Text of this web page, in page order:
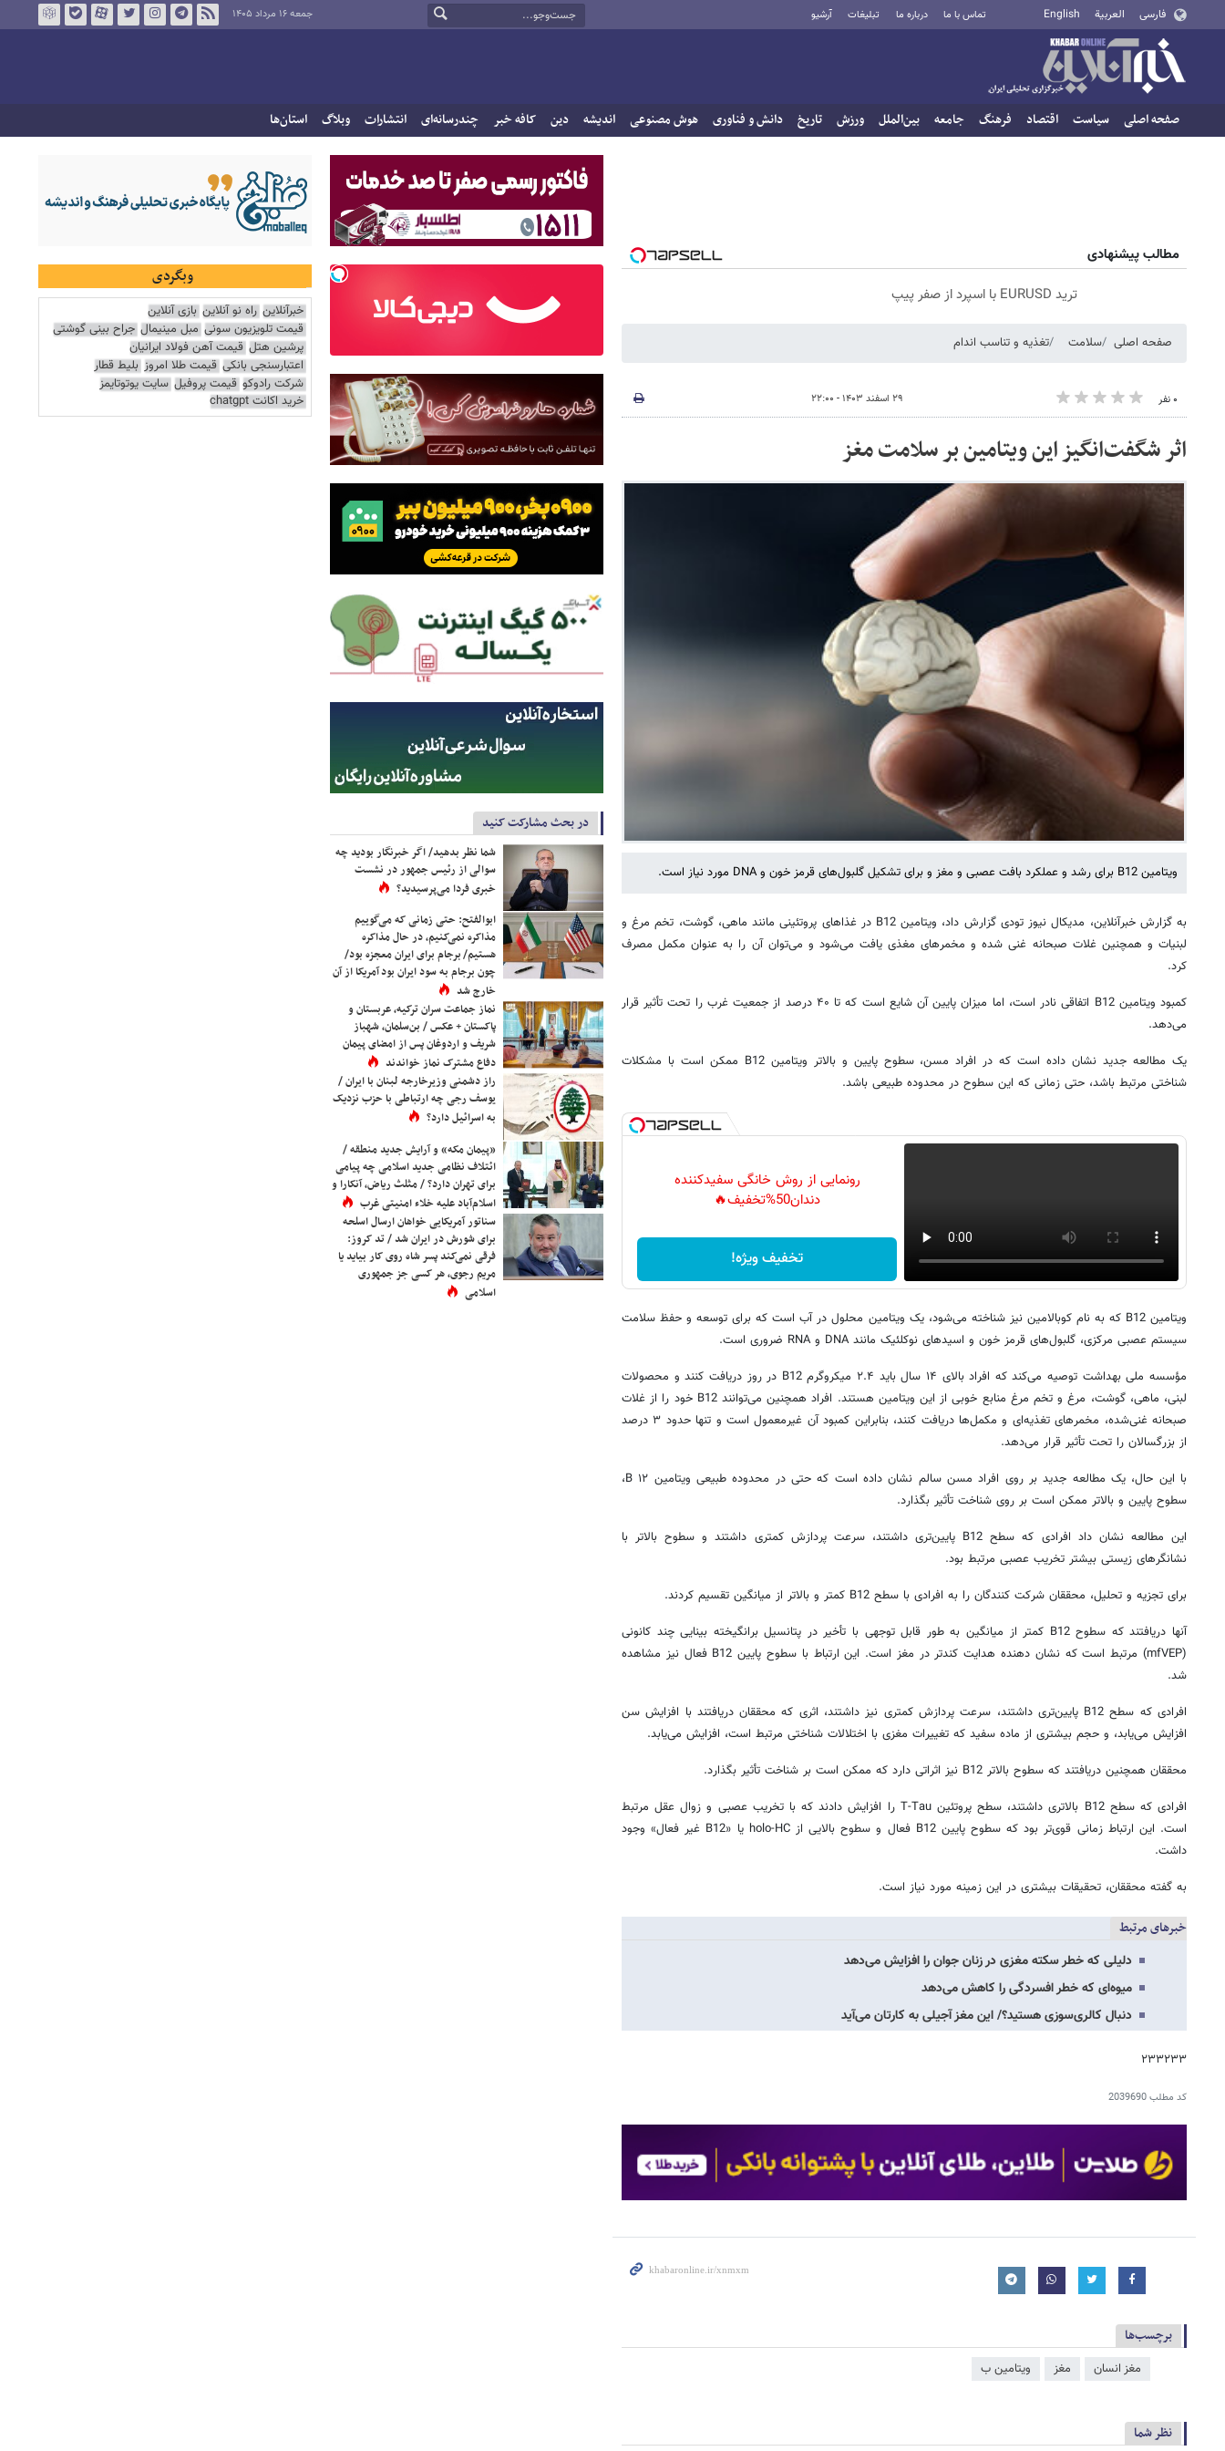
فارسی العربية English تماس با ما درباره ما تبلیغات آرشیو جمعه ۱۶ مرداد ۱۴۰۵
صفحه اصلی سیاست اقتصاد فرهنگ جامعه بین‌الملل ورزش تاریخ دانش و فناوری هوش مصنوعی اندیشه دین کافه خبر چندرسانه‌ای انتشارات وبلاگ استان‌ها
مطالب پیشنهادی
ترید EURUSD با اسپرد از صفر پیپ
صفحه اصلی سلامت تغذیه و تناسب اندام
۰ نفر ۲۹ اسفند ۱۴۰۳ - ۲۲:۰۰
اثر شگفت‌انگیز این ویتامین بر سلامت مغز
ویتامین B12 برای رشد و عملکرد بافت عصبی و مغز و برای تشکیل گلبول‌های قرمز خون و DNA مورد نیاز است.
به گزارش خبرآنلاین، مدیکال نیوز تودی گزارش داد، ویتامین B12 در غذاهای پروتئینی مانند ماهی، گوشت، تخم مرغ و
لبنیات و همچنین غلات صبحانه غنی شده و مخمرهای مغذی یافت می‌شود و می‌توان آن را به عنوان مکمل مصرف
کرد.
کمبود ویتامین B12 اتفاقی نادر است، اما میزان پایین آن شایع است که تا ۴۰ درصد از جمعیت غرب را تحت تأثیر قرار
می‌دهد.
یک مطالعه جدید نشان داده است که در افراد مسن، سطوح پایین و بالاتر ویتامین B12 ممکن است با مشکلات
شناختی مرتبط باشد، حتی زمانی که این سطوح در محدوده طبیعی باشد.
رونمایی از روش خانگی سفیدکننده
دندان50%تخفیف🔥
تخفیف ویژه!
ویتامین B12 که به نام کوبالامین نیز شناخته می‌شود، یک ویتامین محلول در آب است که برای توسعه و حفظ سلامت
سیستم عصبی مرکزی، گلبول‌های قرمز خون و اسیدهای نوکلئیک مانند DNA و RNA ضروری است.
مؤسسه ملی بهداشت توصیه می‌کند که افراد بالای ۱۴ سال باید ۲.۴ میکروگرم B12 در روز دریافت کنند و محصولات
لبنی، ماهی، گوشت، مرغ و تخم مرغ منابع خوبی از این ویتامین هستند. افراد همچنین می‌توانند B12 خود را از غلات
صبحانه غنی‌شده، مخمرهای تغذیه‌ای و مکمل‌ها دریافت کنند، بنابراین کمبود آن غیرمعمول است و تنها حدود ۳ درصد
از بزرگسالان را تحت تأثیر قرار می‌دهد.
با این حال، یک مطالعه جدید بر روی افراد مسن سالم نشان داده است که حتی در محدوده طبیعی ویتامین B ۱۲،
سطوح پایین و بالاتر ممکن است بر روی شناخت تأثیر بگذارد.
این مطالعه نشان داد افرادی که سطح B12 پایین‌تری داشتند، سرعت پردازش کمتری داشتند و سطوح بالاتر با
نشانگرهای زیستی بیشتر تخریب عصبی مرتبط بود.
برای تجزیه و تحلیل، محققان شرکت کنندگان را به افرادی با سطح B12 کمتر و بالاتر از میانگین تقسیم کردند.
آنها دریافتند که سطوح B12 کمتر از میانگین به طور قابل توجهی با تأخیر در پتانسیل برانگیخته بینایی چند کانونی
(mfVEP) مرتبط است که نشان دهنده هدایت کندتر در مغز است. این ارتباط با سطوح پایین B12 فعال نیز مشاهده
شد.
افرادی که سطح B12 پایین‌تری داشتند، سرعت پردازش کمتری نیز داشتند، اثری که محققان دریافتند با افزایش سن
افزایش می‌یابد، و حجم بیشتری از ماده سفید که تغییرات مغزی با اختلالات شناختی مرتبط است، افزایش می‌یابد.
محققان همچنین دریافتند که سطوح بالاتر B12 نیز اثراتی دارد که ممکن است بر شناخت تأثیر بگذارد.
افرادی که سطح B12 بالاتری داشتند، سطح پروتئین T-Tau را افزایش دادند که با تخریب عصبی و زوال عقل مرتبط
است. این ارتباط زمانی قوی‌تر بود که سطوح پایین B12 فعال و سطوح بالایی از holo-HC یا «B12 غیر فعال» وجود
داشت.
به گفته محققان، تحقیقات بیشتری در این زمینه مورد نیاز است.
خبرهای مرتبط
دلیلی که خطر سکته مغزی در زنان جوان را افزایش می‌دهد
میوه‌ای که خطر افسردگی را کاهش می‌دهد
دنبال کالری‌سوزی هستید؟/ این مغز آجیلی به کارتان می‌آید
۲۳۳۲۳۳
کد مطلب2039690
برچسب‌ها
مغز انسان مغز ویتامین ب
نظر شما
در بحث مشارکت کنید
شما نظر بدهید/ اگر خبرنگار بودید چه
سوالی از رئیس جمهور در نشست
خبری فردا می‌پرسیدید؟
ابوالفتح: حتی زمانی که می‌گوییم
مذاکره نمی‌کنیم، در حال مذاکره
هستیم/ برجام برای ایران معجزه بود/
چون برجام به سود ایران بود آمریکا از آن
خارج شد
نماز جماعت سران ترکیه، عربستان و
پاکستان + عکس / بن‌سلمان، شهباز
شریف و اردوغان پس از امضای پیمان
دفاع مشترک نماز خواندند
راز دشمنی وزیرخارجه لبنان با ایران /
یوسف رجی چه ارتباطی با حزب نزدیک
به اسرائیل دارد؟
«پیمان مکه» و آرایش جدید منطقه /
ائتلاف نظامی جدید اسلامی چه پیامی
برای تهران دارد؟ / مثلث ریاض، آنکارا و
اسلام‌آباد علیه خلاء امنیتی غرب
سناتور آمریکایی خواهان ارسال اسلحه
برای شورش در ایران شد / تد کروز:
فرقی نمی‌کند پسر شاه روی کار بیاید یا
مریم رجوی، هر کسی جز جمهوری
اسلامی
وبگردی
خبرآنلاین راه نو آنلاین بازی آنلاین
قیمت تلویزیون سونی مبل مینیمال جراح بینی گوشتی
پرشین هتل قیمت آهن فولاد ایرانیان
اعتبارسنجی بانکی قیمت طلا امروز بلیط قطار
شرکت رادوکو قیمت پروفیل سایت یوتوتایمز
خرید اکانت chatgpt